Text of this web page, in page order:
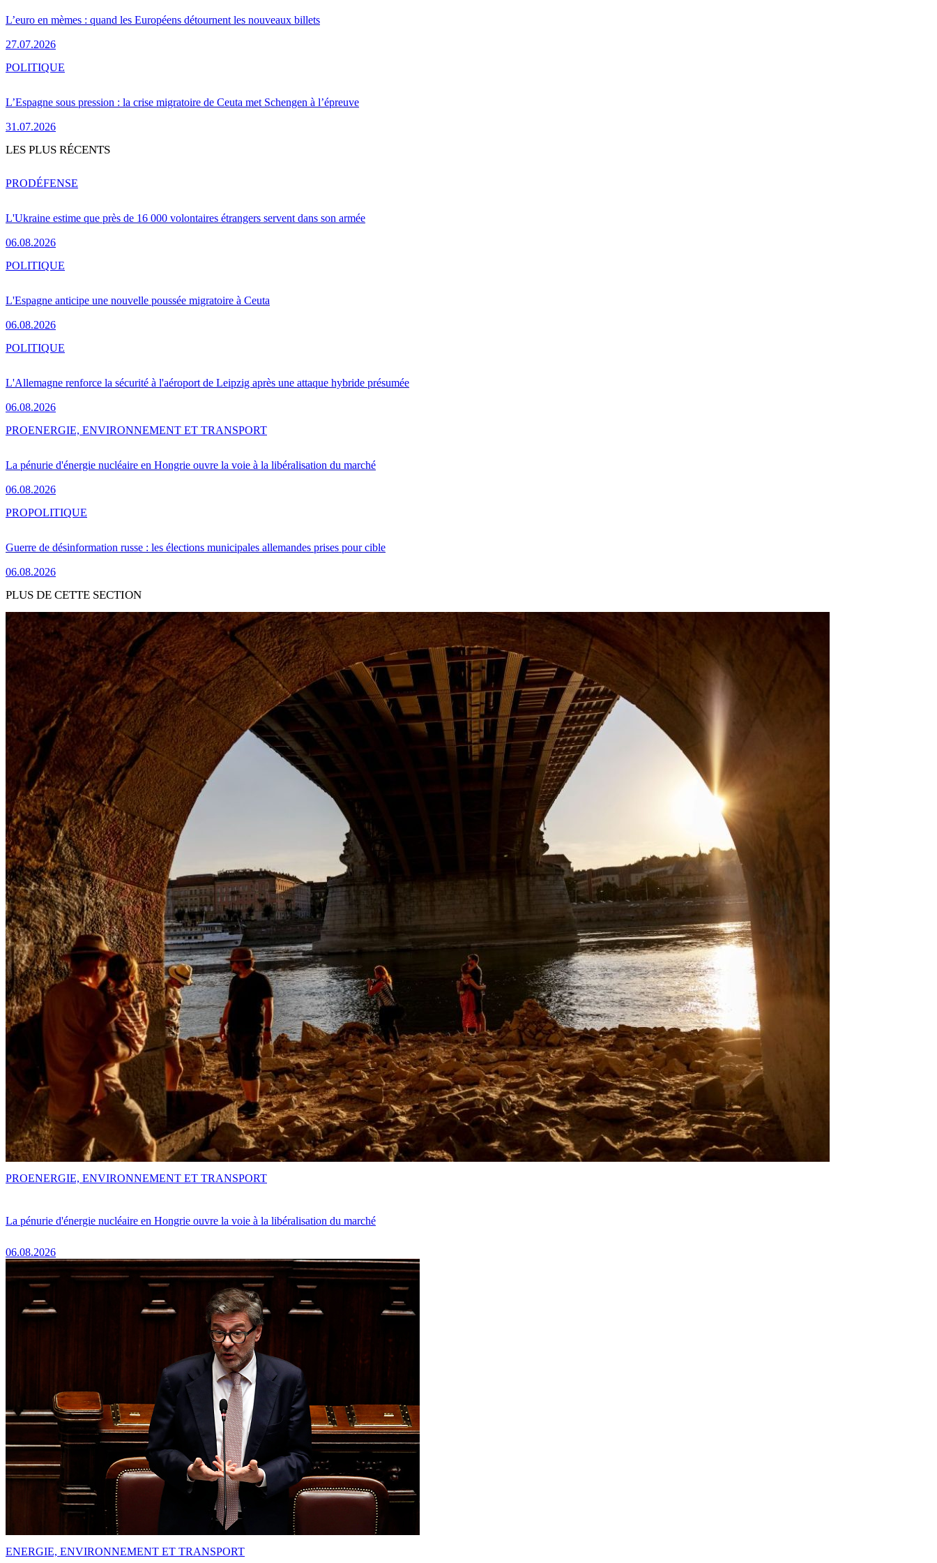
L’euro en mèmes : quand les Européens détournent les nouveaux billets
27.07.2026
L’Espagne sous pression : la crise migratoire de Ceuta met Schengen à l’épreuve
31.07.2026
POLITIQUE
LES PLUS RÉCENTS
L'Ukraine estime que près de 16 000 volontaires étrangers servent dans son armée
06.08.2026
PRODÉFENSE
L'Espagne anticipe une nouvelle poussée migratoire à Ceuta
06.08.2026
POLITIQUE
L'Allemagne renforce la sécurité à l'aéroport de Leipzig après une attaque hybride présumée
06.08.2026
POLITIQUE
La pénurie d'énergie nucléaire en Hongrie ouvre la voie à la libéralisation du marché
06.08.2026
PROENERGIE, ENVIRONNEMENT ET TRANSPORT
Guerre de désinformation russe : les élections municipales allemandes prises pour cible
06.08.2026
PROPOLITIQUE
PLUS DE CETTE SECTION
La pénurie d'énergie nucléaire en Hongrie ouvre la voie à la libéralisation du marché
06.08.2026
PROENERGIE, ENVIRONNEMENT ET TRANSPORT
ENERGIE, ENVIRONNEMENT ET TRANSPORT